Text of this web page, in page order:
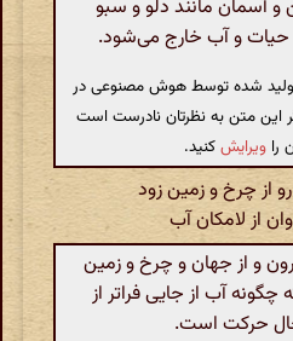
آسمان مانند دلو و سبو
حیات و آب خارج می‌شود.
تولید شده توسط هوش مصنوعی در
این متن به نظرتان نادرست است
را ویرایشکنید.
از چرخ و زمین زود
از لامکان آب
و از جهان و چرخ و زمین
چگونه آب از جایی فراتر از
حرکت است.